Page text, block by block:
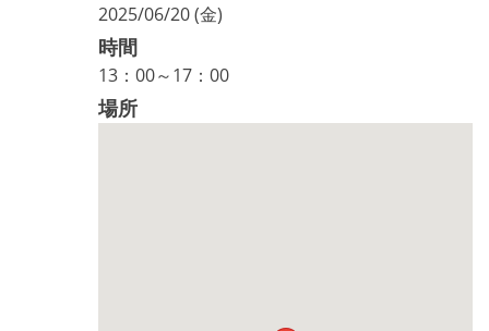
2025/06/20 (金)
時間
13：00～17：00
場所